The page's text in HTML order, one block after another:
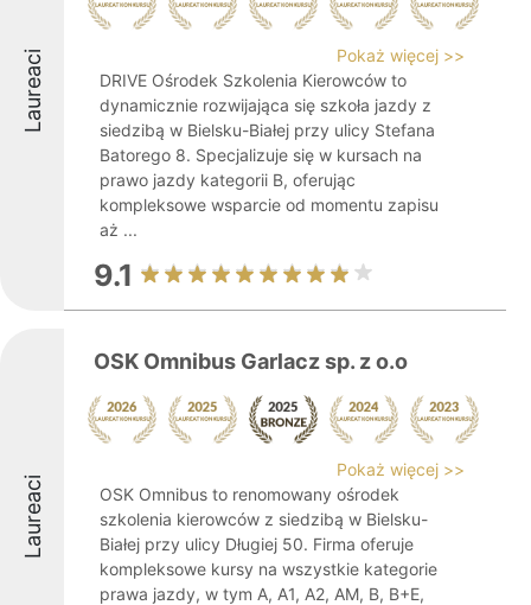
Laureaci
Pokaż więcej >>
DRIVE Ośrodek Szkolenia Kierowców to
dynamicznie rozwijająca się szkoła jazdy z
siedzibą w Bielsku-Białej przy ulicy Stefana
Batorego 8. Specjalizuje się w kursach na
prawo jazdy kategorii B, oferując
kompleksowe wsparcie od momentu zapisu
aż ...
9.1
Laureaci
OSK Omnibus Garlacz sp. z o.o
Pokaż więcej >>
OSK Omnibus to renomowany ośrodek
szkolenia kierowców z siedzibą w Bielsku-
Białej przy ulicy Długiej 50. Firma oferuje
kompleksowe kursy na wszystkie kategorie
prawa jazdy, w tym A, A1, A2, AM, B, B+E,